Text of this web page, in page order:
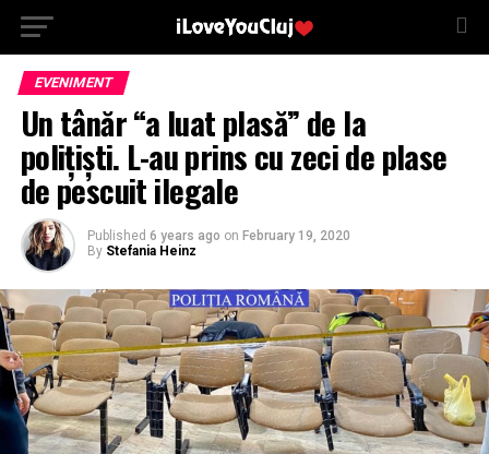
EVENIMENT
Un tânăr “a luat plasă” de la
polițiști. L-au prins cu zeci de plase
de pescuit ilegale
Published 6 years ago on February 19, 2020
By Stefania Heinz